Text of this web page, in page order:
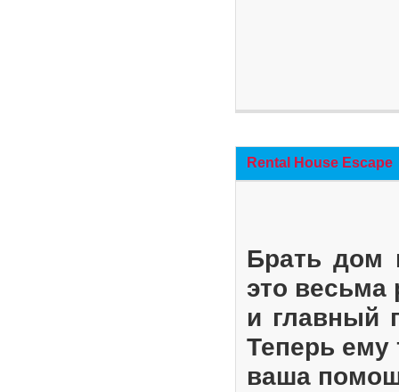
Rental House Escape
Брать дом
это весьма
и главный
Теперь ему
ваша